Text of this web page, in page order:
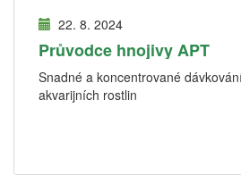
22. 8. 2024
Průvodce hnojivy APT
Snadné a koncentrované
akvarijních rostlin